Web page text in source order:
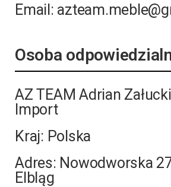
Email:
Osoba
AZ TEAM Adrian
Import
Kraj: Polska
Adres: Nowodworska
Elbląg